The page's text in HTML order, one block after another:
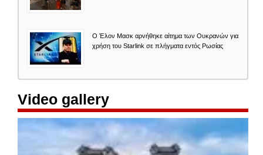
O Έλον Mασκ αρνήθηκε αίτημα των Ουκρανών για
χρήση του Starlink σε πλήγματα εντός Ρωσίας
Video gallery